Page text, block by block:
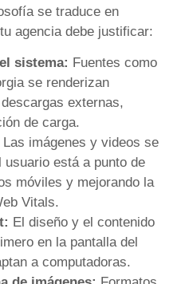
se traduce en
agencia debe justificar:
sistema: Fuentes como
se renderizan
externas,
de carga.
Las imágenes y videos se
está a punto de
móviles y mejorando la
Vitals.
El diseño y el contenido
en la pantalla del
a computadoras.